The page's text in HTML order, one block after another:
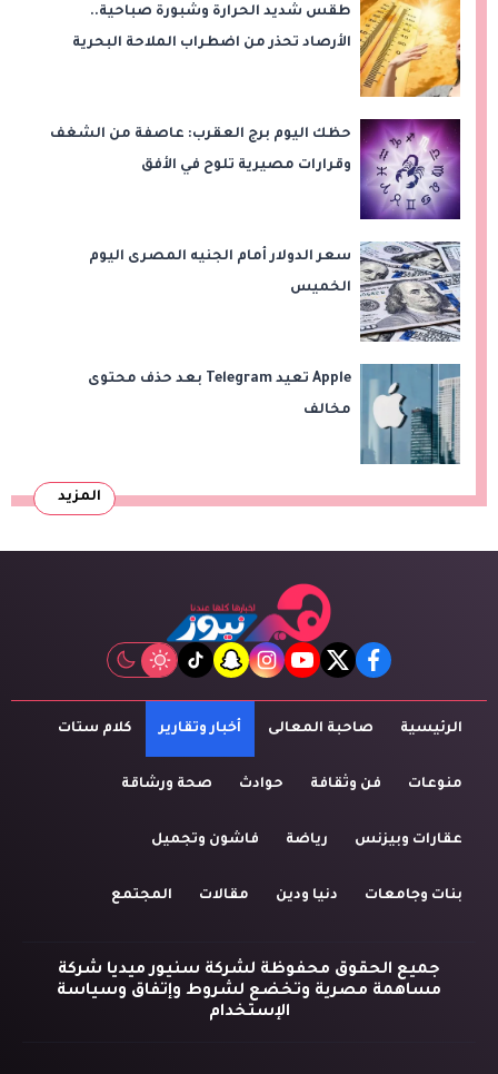
طقس شديد الحرارة وشبورة صباحية..
الأرصاد تحذر من اضطراب الملاحة البحرية
حظك اليوم برج العقرب: عاصفة من الشغف
وقرارات مصيرية تلوح في الأفق
سعر الدولار أمام الجنيه المصرى اليوم
الخميس
Apple تعيد Telegram بعد حذف محتوى
مخالف
المزيد
facebook
twitter
youtube
instagram
snapchat
tiktok
الرئيسية صاحبة المعالى أخبار وتقارير كلام ستات
منوعات فن وثقافة حوادث صحة ورشاقة
عقارات وبيزنس رياضة فاشون وتجميل
بنات وجامعات دنيا ودين مقالات المجتمع
جميع الحقوق محفوظة لشركة سنيور ميديا شركة
مساهمة مصرية وتخضع لشروط وإتفاق وسياسة
الإستخدام